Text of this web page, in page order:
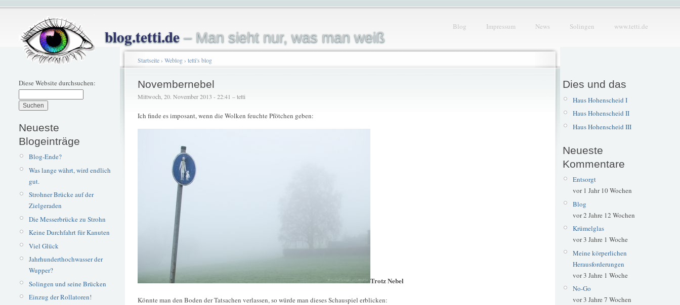
blog.tetti.de– Man sieht nur, was man weiß
Blog Impressum News Solingen www.tetti.de
Diese Website durchsuchen:
Neueste
Blogeinträge
Blog-Ende?
Was lange währt, wird endlich
gut.
Strohner Brücke auf der
Zielgeraden
Die Messerbrücke zu Strohn
Keine Durchfahrt für Kanuten
Viel Glück
Jahrhunderthochwasser der
Wupper?
Solingen und seine Brücken
Einzug der Rollatoren!
Startseite› Weblog› tetti's blog
Novembernebel
Mittwoch, 20. November 2013 - 22:41 – tetti
Ich finde es imposant, wenn die Wolken feuchte Pfötchen geben:
Trotz Nebel
Könnte man den Boden der Tatsachen verlassen, so würde man dieses Schauspiel erblicken:
Dies und das
Haus Hohenscheid I
Haus Hohenscheid II
Haus Hohenscheid III
Neueste
Kommentare
Entsorgt
vor 1 Jahr 10 Wochen
Blog
vor 2 Jahre 12 Wochen
Krümelglas
vor 3 Jahre 1 Woche
Meine körperlichen
Herausforderungen
vor 3 Jahre 1 Woche
No-Go
vor 3 Jahre 7 Wochen